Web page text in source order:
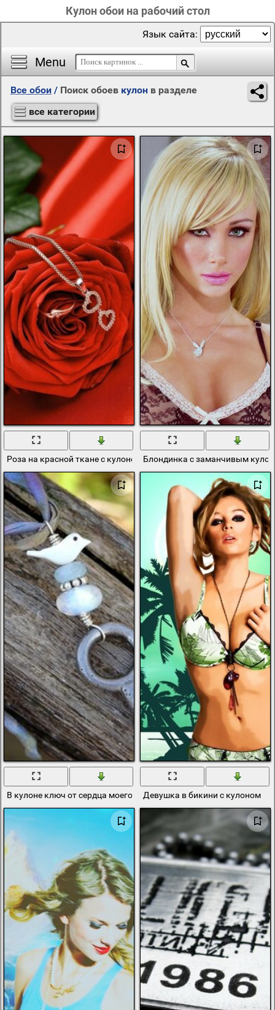
Кулон обои на рабочий стол
Menu
Язык сайта:
Все обои / Поиск обоев кулон в разделе
все категории
Роза на красной ткане с кулоном Блондинка с заманчивым
В кулоне ключ от сердца моего Девушка в бикини с кулоном